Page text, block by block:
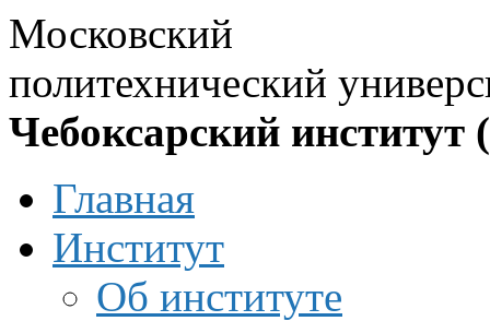
Московский
политехнический
Чебоксарский институт
Главная
Институт
Об институте